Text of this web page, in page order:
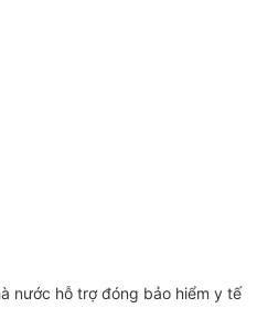
nước hỗ trợ đóng bảo hiểm y tế